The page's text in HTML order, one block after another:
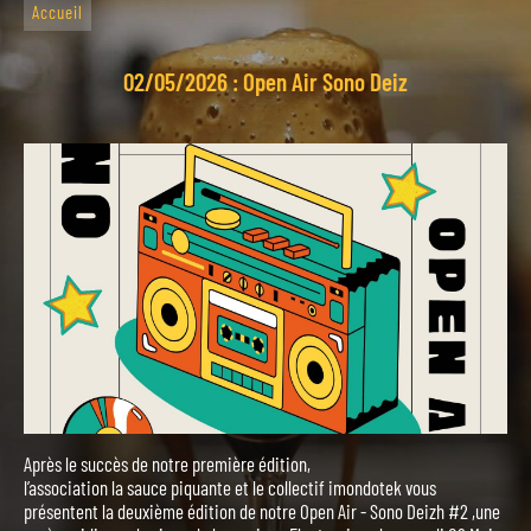
Accueil
02/05/2026 : Open Air Sono Deiz
Après le succès de notre première édition,
l’association la sauce piquante et le collectif imondotek vous
présentent la deuxième édition de notre Open Air - Sono Deizh #2 ,une